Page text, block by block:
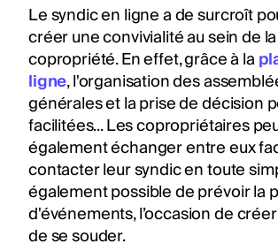
Le syndic en ligne a de surcroît
créer une convivialité au sein de la
copropriété. En effet, grâce à la
ligne, l'organisation des
générales et la prise de décision
facilitées... Les copropriétaires
également échanger entre eux
contacter leur syndic en toute
également possible de prévoir la
d'événements, l’occasion de
de se souder.